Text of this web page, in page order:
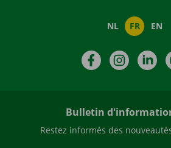
NL FR EN
FacebookInstagram
Bulletin
Restez informés des